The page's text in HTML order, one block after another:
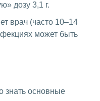
дозу 3,1 г.
врач (часто 10–14
может быть
знать основные